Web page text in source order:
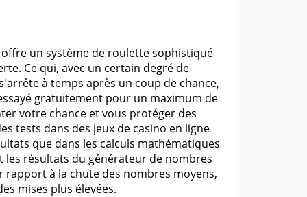
un système de roulette sophistiqué
Ce qui, avec un certain degré de
à temps après un coup de chance,
gratuitement pour un maximum de
votre chance et vous protéger des
tests dans des jeux de casino en ligne
que dans les calculs mathématiques
les résultats du générateur de nombres
à la chute des nombres moyens,
mises plus élevées.